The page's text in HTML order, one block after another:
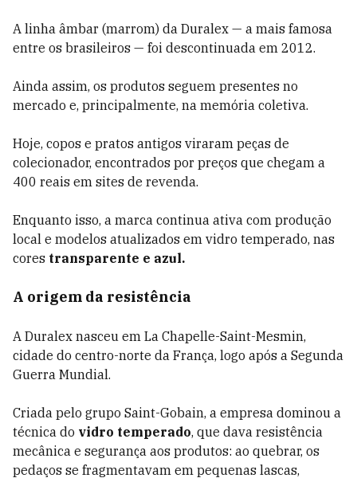
A linha âmbar (marrom) da Duralex — a mais famosa
entre os brasileiros — foi descontinuada em 2012.
Ainda assim, os produtos seguem presentes no
mercado e, principalmente, na memória coletiva.
Hoje, copos e pratos antigos viraram peças de
colecionador, encontrados por preços que chegam a
400 reais em sites de revenda.
Enquanto isso, a marca continua ativa com produção
local e modelos atualizados em vidro temperado, nas
cores transparente e azul.
A origem da resistência
A Duralex nasceu em La Chapelle-Saint-Mesmin,
cidade do centro-norte da França, logo após a Segunda
Guerra Mundial.
Criada pelo grupo Saint-Gobain, a empresa dominou a
técnica do vidro temperado, que dava resistência
mecânica e segurança aos produtos: ao quebrar, os
pedaços se fragmentavam em pequenas lascas,